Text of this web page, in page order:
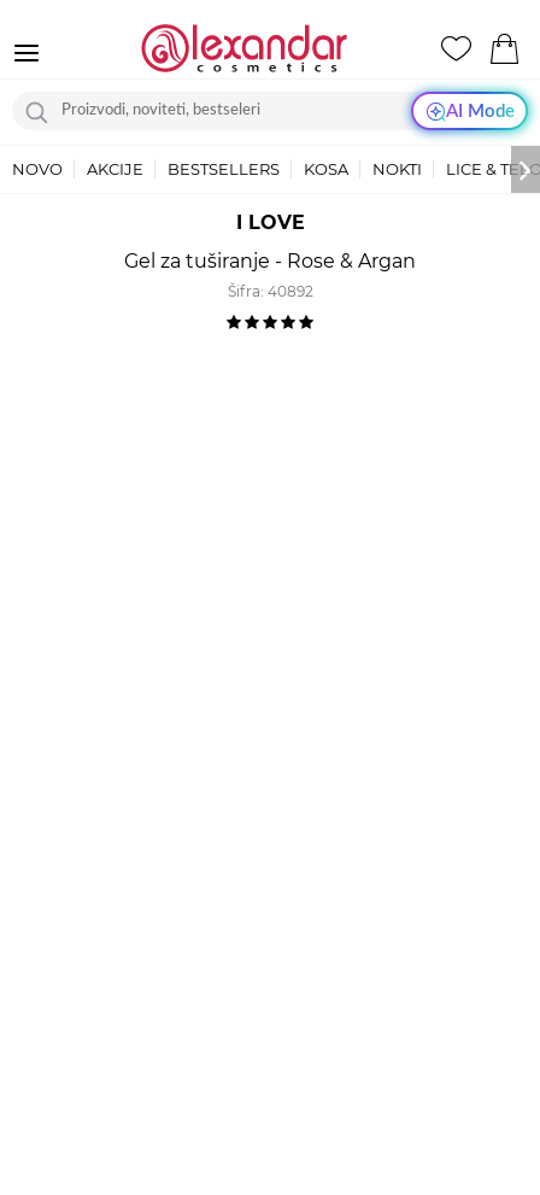
AI Mode
NOVO AKCIJE BESTSELLERS KOSA NOKTI LICE &
I LOVE
Gel za tuširanje - Rose & Argan
Šifra: 40892